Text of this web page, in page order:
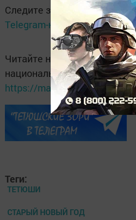
Следите за самым важным
Telegram-каналеТатмедиа
Читайте новости
национальном
https://max.ru/tatmedia
Теги:
ТЕТЮШИ
СТАРЫЙ НОВЫЙ ГОД